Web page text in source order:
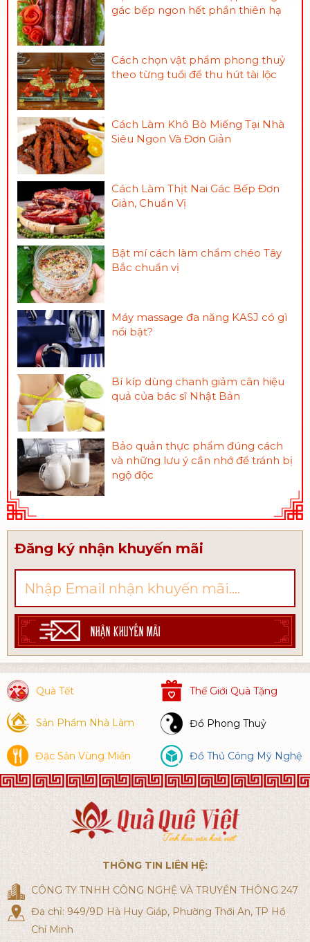
gác bếp ngon hết phần thiên hạ
Cách chọn vật phẩm phong thuỷ
theo từng tuổi để thu hút tài lộc
Cách Làm Khô Bò Miếng Tại Nhà
Siêu Ngon Và Đơn Giản
Cách Làm Thịt Nai Gác Bếp Đơn
Giản, Chuẩn Vị
Bật mí cách làm chẩm chéo Tây
Bắc chuẩn vị
Máy massage đa năng KASJ có gì
nổi bật?
Bí kíp dùng chanh giảm cân hiệu
quả của bác sĩ Nhật Bản
Bảo quản thực phẩm đúng cách
và những lưu ý cần nhớ để tránh bị
ngộ độc
Đăng ký nhận khuyến mãi
NHẬN KHUYẾN MÃI
Quà Tết Thế Giới Quà Tặng
Sản Phẩm Nhà Làm Đồ Phong Thuỷ
Đặc Sản Vùng Miền Đồ Thủ Công Mỹ Nghệ
THÔNG TIN LIÊN HỆ:
CÔNG TY TNHH CÔNG NGHỆ VÀ TRUYỀN THÔNG 247
Đa chỉ: 949/9D Hà Huy Giáp, Phường Thới An, TP Hồ
Chí Minh